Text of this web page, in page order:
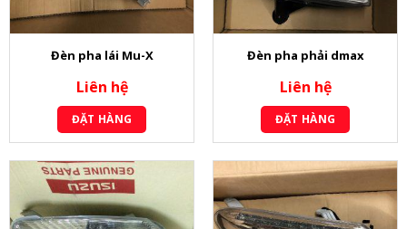
Đèn pha lái Mu-X
Liên hệ
ĐẶT HÀNG
Đèn pha phải dmax
Liên hệ
ĐẶT HÀNG